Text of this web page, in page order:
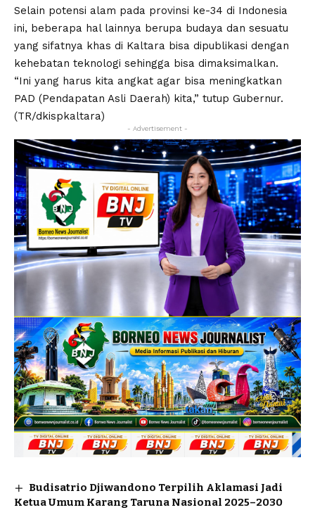
Selain potensi alam pada provinsi ke-34 di Indonesia
ini, beberapa hal lainnya berupa budaya dan sesuatu
yang sifatnya khas di Kaltara bisa dipublikasi dengan
kehebatan teknologi sehingga bisa dimaksimalkan.
“Ini yang harus kita angkat agar bisa meningkatkan
PAD (Pendapatan Asli Daerah) kita,” tutup Gubernur.
(TR/dkispkaltara)
- Advertisement -
Budisatrio Djiwandono Terpilih Aklamasi Jadi
Ketua Umum Karang Taruna Nasional 2025–2030